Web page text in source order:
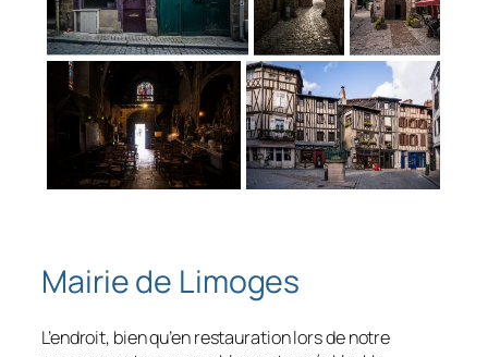
Mairie de Limoges
L’endroit, bien qu’en restauration lors de notre